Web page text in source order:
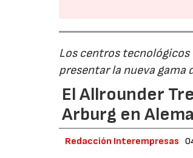
Los centros tecnológicos
presentar la nueva gama
El Allrounder
Arburg en
Redacción Interempresas